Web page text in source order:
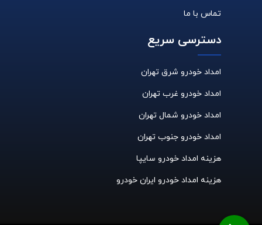
تماس با ما
دسترسی سریع
امداد خودرو شرق تهران
امداد خودرو غرب تهران
امداد خودرو شمال تهران
امداد خودرو جنوب تهران
هزینه امداد خودرو سایپا
هزینه امداد خودرو ایران خودرو